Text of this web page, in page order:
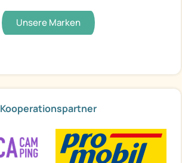
Unsere Marken
Kooperationspartner